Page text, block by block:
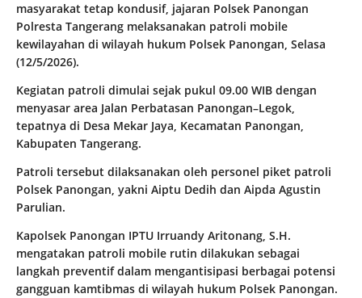
masyarakat tetap kondusif, jajaran Polsek Panongan
Polresta Tangerang melaksanakan patroli mobile
kewilayahan di wilayah hukum Polsek Panongan, Selasa
(12/5/2026).
Kegiatan patroli dimulai sejak pukul 09.00 WIB dengan
menyasar area Jalan Perbatasan Panongan–Legok,
tepatnya di Desa Mekar Jaya, Kecamatan Panongan,
Kabupaten Tangerang.
Patroli tersebut dilaksanakan oleh personel piket patroli
Polsek Panongan, yakni Aiptu Dedih dan Aipda Agustin
Parulian.
Kapolsek Panongan IPTU Irruandy Aritonang, S.H.
mengatakan patroli mobile rutin dilakukan sebagai
langkah preventif dalam mengantisipasi berbagai potensi
gangguan kamtibmas di wilayah hukum Polsek Panongan.